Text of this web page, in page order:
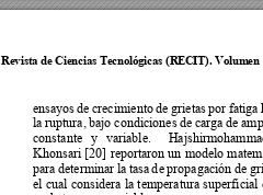
Revista de Ciencias Tecnológicas (RECIT). Volumen
ensayos de crecimiento de grietas por fatiga
la ruptura, bajo condiciones de carga de
constante y variable.
Khonsari [20] reportaron un modelo
para determinar latasa de propagación de
el cual considera la temperatura superficial